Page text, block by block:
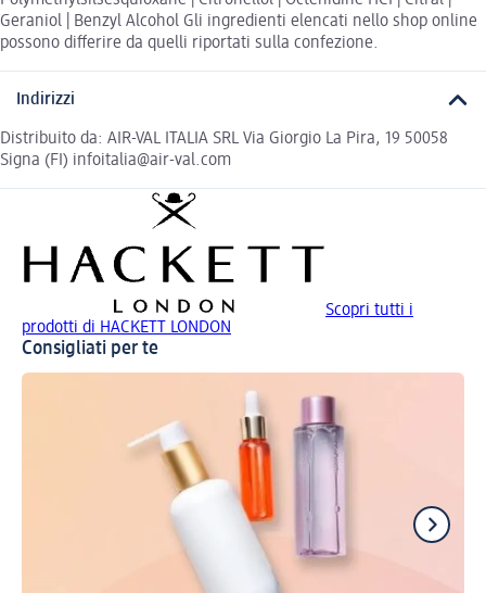
Geraniol | Benzyl Alcohol Gli ingredienti elencati nello shop online
possono differire da quelli riportati sulla confezione.
Indirizzi
Distribuito da: AIR-VAL ITALIA SRL Via Giorgio La Pira, 19 50058
Signa (FI) infoitalia@air-val.com
Scopri tutti i
prodotti di HACKETT LONDON
Consigliati per te